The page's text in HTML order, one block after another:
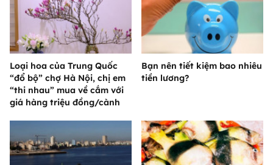
Loại hoa của Trung Quốc
“đổ bộ” chợ Hà Nội, chị em
“thi nhau” mua về cắm với
giá hàng triệu đồng/cành
Bạn nên tiết kiệm bao nhiêu
tiền lương?